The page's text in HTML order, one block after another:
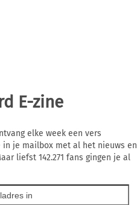
E-zine
elke week een vers
in je mailbox met al het nieuws en
liefst 142.271 fans gingen je al